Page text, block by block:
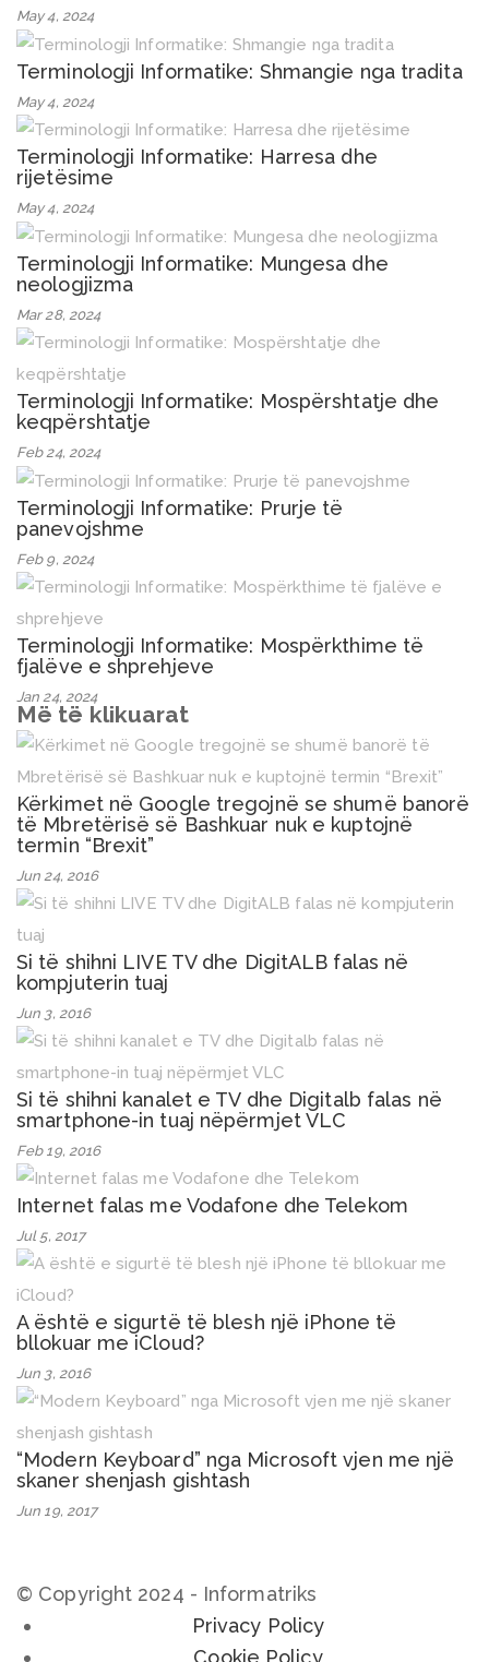
May 4, 2024
Terminologji Informatike: Shmangie nga tradita
May 4, 2024
Terminologji Informatike: Harresa dhe
rijetësime
May 4, 2024
Terminologji Informatike: Mungesa dhe
neologjizma
Mar 28, 2024
Terminologji Informatike: Mospërshtatje dhe
keqpërshtatje
Feb 24, 2024
Terminologji Informatike: Prurje të
panevojshme
Feb 9, 2024
Terminologji Informatike: Mospërkthime të
fjalëve e shprehjeve
Jan 24, 2024
Më të klikuarat
Kërkimet në Google tregojnë se shumë banorë
të Mbretërisë së Bashkuar nuk e kuptojnë
termin “Brexit”
Jun 24, 2016
Si të shihni LIVE TV dhe DigitALB falas në
kompjuterin tuaj
Jun 3, 2016
Si të shihni kanalet e TV dhe Digitalb falas në
smartphone-in tuaj nëpërmjet VLC
Feb 19, 2016
Internet falas me Vodafone dhe Telekom
Jul 5, 2017
A është e sigurtë të blesh një iPhone të
bllokuar me iCloud?
Jun 3, 2016
“Modern Keyboard” nga Microsoft vjen me një
skaner shenjash gishtash
Jun 19, 2017
© Copyright 2024 - Informatriks
Privacy Policy